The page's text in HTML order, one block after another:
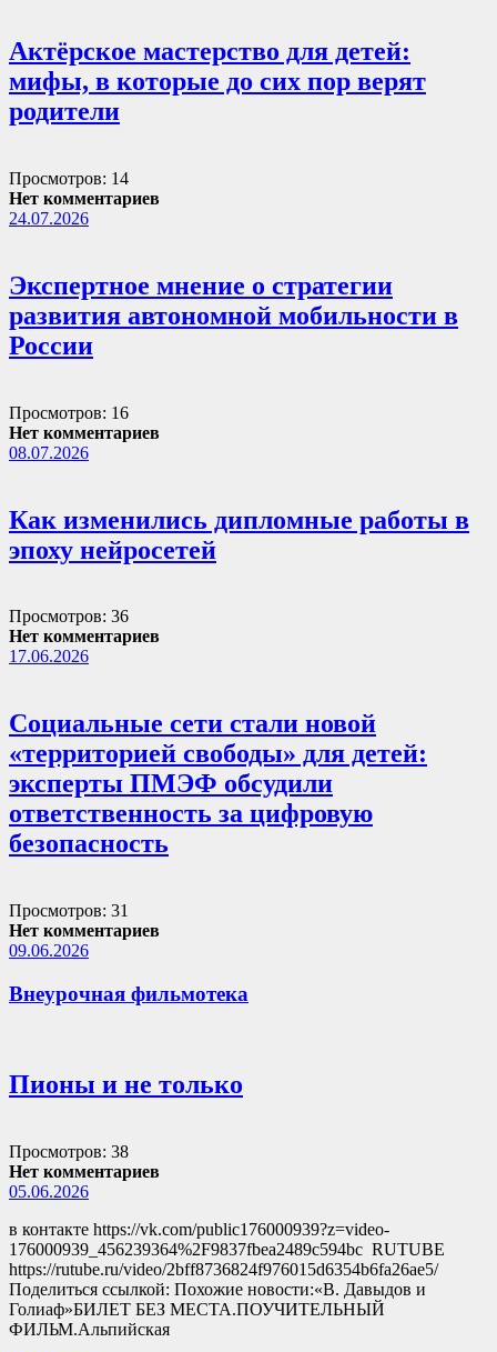
Актёрское мастерство для детей:
мифы, в которые до сих пор верят
родители
Просмотров: 14
Нет комментариев
24.07.2026
Экспертное мнение о стратегии
развития автономной мобильности в
России
Просмотров: 16
Нет комментариев
08.07.2026
Как изменились дипломные работы в
эпоху нейросетей
Просмотров: 36
Нет комментариев
17.06.2026
Социальные сети стали новой
«территорией свободы» для детей:
эксперты ПМЭФ обсудили
ответственность за цифровую
безопасность
Просмотров: 31
Нет комментариев
09.06.2026
Внеурочная фильмотека
Пионы и не только
Просмотров: 38
Нет комментариев
05.06.2026
в контакте https://vk.com/public176000939?z=video-
176000939_456239364%2F9837fbea2489c594bc RUTUBE
https://rutube.ru/video/2bff8736824f976015d6354b6fa26ae5/
Поделиться ссылкой: Похожие новости:«В. Давыдов и
Голиаф»БИЛЕТ БЕЗ МЕСТА.ПОУЧИТЕЛЬНЫЙ
ФИЛЬМ.Альпийская